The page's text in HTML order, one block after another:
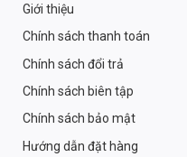
Giới thiệu
Chính sách thanh toán
Chính sách đổi trả
Chính sách biên tập
Chính sách bảo mật
Hướng dẫn đặt hàng